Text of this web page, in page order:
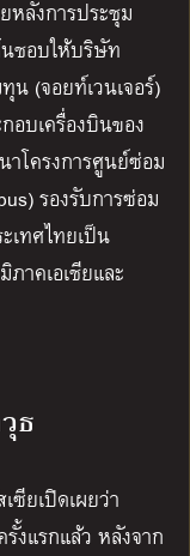
หลังการประชุม
ชอบให้บริษัท
(จอยท์เวนเจอร์)
บเครื่องบินของ
าโครงการศูนย์ซ่อม
รองรับการซ่อม
เทศไทยเป็น
าคเอเชียและ
ธ
ซียเปิดเผยว่า
งแรกแล้ว หลังจาก